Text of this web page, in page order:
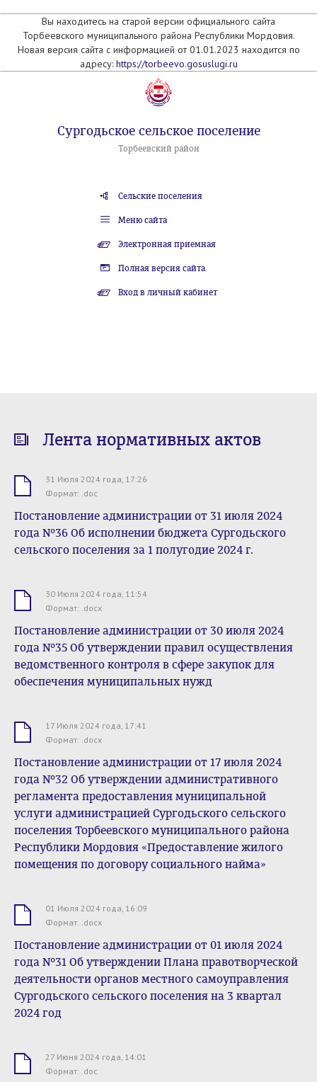
Вы находитесь на старой версии официального сайта
Торбеевского муниципального района Республики Мордовия.
Новая версия сайта с информацией от 01.01.2023 находится по
адресу: https://torbeevo.gosuslugi.ru
Сургодьское сельское поселение
Торбеевский район
Сельские поселения
Меню сайта
Электронная приемная
Полная версия сайта
Вход в личный кабинет
Лента нормативных актов
31 Июля 2024 года, 17:26
Формат: .doc
Постановление администрации от 31 июля 2024
года №36 Об исполнении бюджета Сургодьского
сельского поселения за 1 полугодие 2024 г.
30 Июля 2024 года, 11:54
Формат: .docx
Постановление администрации от 30 июля 2024
года №35 Об утверждении правил осуществления
ведомственного контроля в сфере закупок для
обеспечения муниципальных нужд
17 Июля 2024 года, 17:41
Формат: .docx
Постановление администрации от 17 июля 2024
года №32 Об утверждении административного
регламента предоставления муниципальной
услуги администрацией Сургодьского сельского
поселения Торбеевского муниципального района
Республики Мордовия «Предоставление жилого
помещения по договору социального найма»
01 Июля 2024 года, 16:09
Формат: .docx
Постановление администрации от 01 июля 2024
года №31 Об утверждении Плана правотворческой
деятельности органов местного самоуправления
Сургодьского сельского поселения на 3 квартал
2024 год
27 Июня 2024 года, 14:01
Формат: .doc